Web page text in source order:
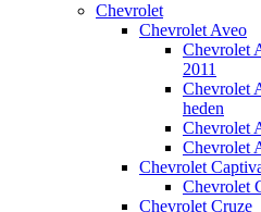
Chevrolet
Chevrolet Aveo
Chevrolet
2011
Chevrolet
heden
Chevrolet
Chevrolet
Chevrolet
Chevrolet
Chevrolet Cruze